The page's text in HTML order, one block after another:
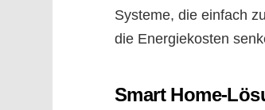
Systeme, die einfach
die Energiekosten
Smart Home-